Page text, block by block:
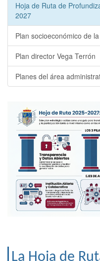
Hoja de Ruta de
2027
Plan socioeconómico de
Plan director Vega Terrón
Planes del área
La Hoja de